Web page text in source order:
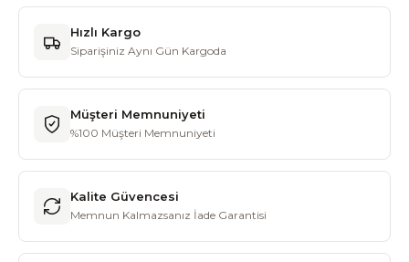
Hızlı Kargo
Siparişiniz Aynı Gün Kargoda
Müşteri Memnuniyeti
%100 Müşteri Memnuniyeti
Kalite Güvencesi
Memnun Kalmazsanız İade Garantisi